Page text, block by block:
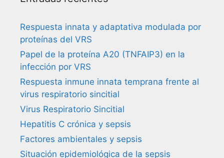
Respuesta innata y adaptativa modulada por
proteínas del VRS
Papel de la proteína A20 (TNFAIP3) en la
infección por VRS
Respuesta inmune innata temprana frente al
virus respiratorio sincitial
Virus Respiratorio Sincitial
Hepatitis C crónica y sepsis
Factores ambientales y sepsis
Situación epidemiológica de la sepsis